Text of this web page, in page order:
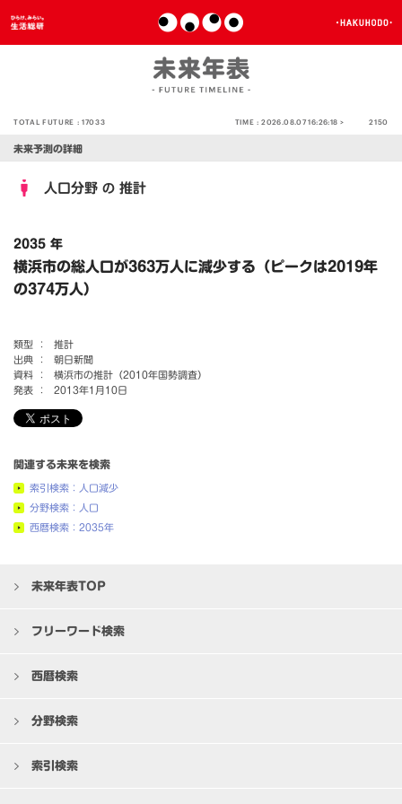
TOTAL FUTURE :17033 TIME :2026.08.07 16:26:18 > 2150
未来予測の詳細
人口分野 の 推計
2035 年
横浜市の総人口が363万人に減少する（ピークは2019年
の374万人）
類型 ：
推計
出典 ：
朝日新聞
資料 ：
横浜市の推計（2010年国勢調査）
発表 ：
2013年1月10日
関連する未来を検索
索引検索：人口減少
分野検索：人口
西暦検索：2035年
未来年表TOP
フリーワード検索
西暦検索
分野検索
索引検索